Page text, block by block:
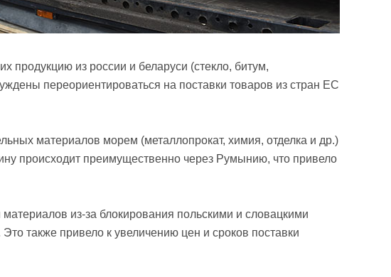
продукцию из россии и беларуси (стекло, битум,
переориентироваться на поставки товаров из стран ЕС
материалов морем (металлопрокат, химия, отделка и др.)
происходит преимущественно через Румынию, что привело
из-за блокирования польскими и словацкими
также привело к увеличению цен и сроков поставки